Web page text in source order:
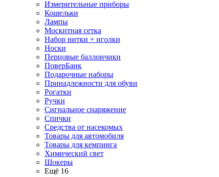
Измерительные приборы
Кошельки
Лампы
Москитная сетка
Набор нитки + иголки
Носки
Перцовые баллончики
ПоверБанк
Подарочные наборы
Принадлежности для обуви
Рогатки
Ручки
Сигнальное снаряжение
Спички
Средства от насекомых
Товары для автомобиля
Товары для кемпинга
Химический свет
Шокеры
Ещё 16